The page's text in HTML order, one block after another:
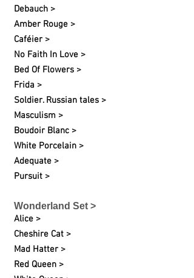
Debauch >
Amber Rouge >
Caféier >
No Faith In Love >
Bed Of Flowers >
Frida >
Soldier. Russian tales >
Masculism >
Boudoir Blanc >
White Porcelain >
Adequate >
Pursuit >
Wonderland Set >
Alice >
Cheshire Cat >
Mad Hatter >
Red Queen >